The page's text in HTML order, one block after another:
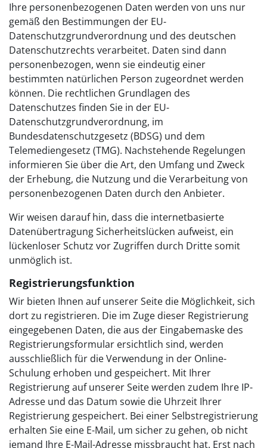
Ihre personenbezogenen Daten werden von uns nur
gemäß den Bestimmungen der EU-
Datenschutzgrundverordnung und des deutschen
Datenschutzrechts verarbeitet. Daten sind dann
personenbezogen, wenn sie eindeutig einer
bestimmten natürlichen Person zugeordnet werden
können. Die rechtlichen Grundlagen des
Datenschutzes finden Sie in der EU-
Datenschutzgrundverordnung, im
Bundesdatenschutzgesetz (BDSG) und dem
Telemediengesetz (TMG). Nachstehende Regelungen
informieren Sie über die Art, den Umfang und Zweck
der Erhebung, die Nutzung und die Verarbeitung von
personenbezogenen Daten durch den Anbieter.
Wir weisen darauf hin, dass die internetbasierte
Datenübertragung Sicherheitslücken aufweist, ein
lückenloser Schutz vor Zugriffen durch Dritte somit
unmöglich ist.
Registrierungsfunktion
Wir bieten Ihnen auf unserer Seite die Möglichkeit, sich
dort zu registrieren. Die im Zuge dieser Registrierung
eingegebenen Daten, die aus der Eingabemaske des
Registrierungsformular ersichtlich sind, werden
ausschließlich für die Verwendung in der Online-
Schulung erhoben und gespeichert. Mit Ihrer
Registrierung auf unserer Seite werden zudem Ihre IP-
Adresse und das Datum sowie die Uhrzeit Ihrer
Registrierung gespeichert. Bei einer Selbstregistrierung
erhalten Sie eine E-Mail, um sicher zu gehen, ob nicht
jemand Ihre E-Mail-Adresse missbraucht hat. Erst nach